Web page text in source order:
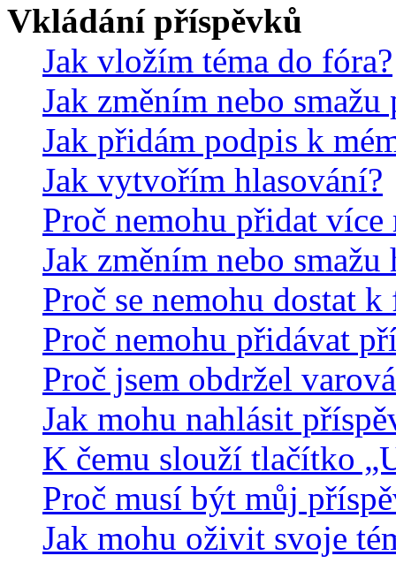
Vkládání příspěvků
Jak vložím téma do fóra?
Jak změním nebo smažu
Jak přidám podpis k
Jak vytvořím hlasování?
Proč nemohu přidat
Jak změním nebo smažu
Proč se nemohu dostat k
Proč nemohu přidávat
Proč jsem obdržel
Jak mohu nahlásit
K čemu slouží tlačítko
Proč musí být můj
Jak mohu oživit svoje